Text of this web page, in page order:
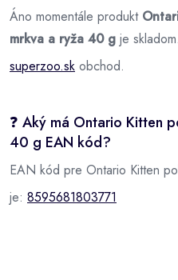
Áno momentále produkt
mrkva a ryža 40 g je
superzoo.sk obchod.
❓ Aký má Ontario Kitten
40 g EAN kód?
EAN kód pre Ontario Kitten
je: 8595681803771